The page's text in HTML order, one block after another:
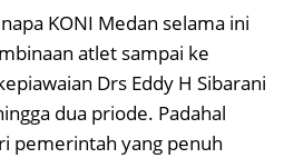
KONI Medan selama ini
atlet sampai ke
Drs Eddy H Sibarani
dua priode. Padahal
pemerintah yang penuh